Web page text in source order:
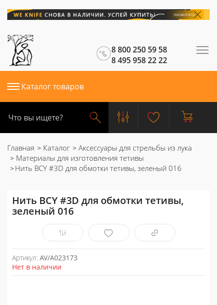
8 800 250 59 58
8 495 958 22 22
Каталог товаров
Главная Каталог
Аксессуары для стрельбы из лука
Материалы для изготовления тетивы
Нить BCY #3D для обмотки тетивы, зеленый 016
Нить BCY #3D для обмотки тетивы,
зеленый 016
Артикул: AV/A023173
Нет в наличии